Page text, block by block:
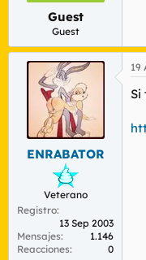
Guest
Guest
ENRABATOR
Veterano
Registro
13 Sep 2003
Mensajes
1.146
Reacciones
0
19
Si